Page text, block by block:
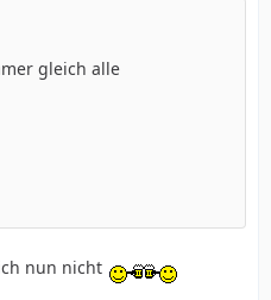
gleich alle
nun nicht